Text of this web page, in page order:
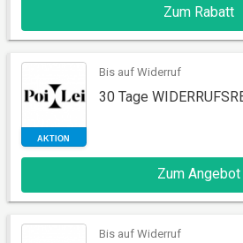
RABATT
Zum Rabatt
Bis auf Widerruf
30 Tage
Zum Angebot
Bis auf Widerruf